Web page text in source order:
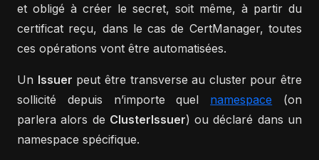
et obligé à créer le secret, soit même, à partir du
certificat reçu, dans le cas de CertManager, toutes
ces opérations vont être automatisées.
Un Issuer peut être transverse au cluster pour être
sollicité depuis n’importe quel namespace (on
parlera alors de ClusterIssuer) ou déclaré dans un
namespace spécifique.